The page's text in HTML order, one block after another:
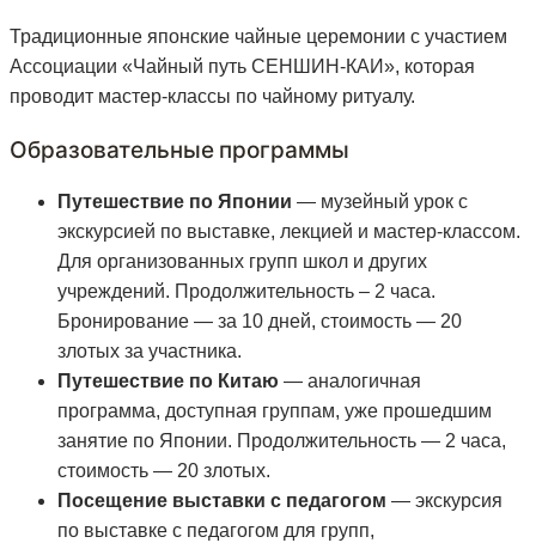
Традиционные японские чайные церемонии с участием
Ассоциации «Чайный путь СЕНШИН-КАИ», которая
проводит мастер-классы по чайному ритуалу.
Образовательные программы
Путешествие по Японии — музейный урок с
экскурсией по выставке, лекцией и мастер-классом.
Для организованных групп школ и других
учреждений. Продолжительность – 2 часа.
Бронирование — за 10 дней, стоимость — 20
злотых за участника.
Путешествие по Китаю — аналогичная
программа, доступная группам, уже прошедшим
занятие по Японии. Продолжительность — 2 часа,
стоимость — 20 злотых.
Посещение выставки с педагогом — экскурсия
по выставке с педагогом для групп,